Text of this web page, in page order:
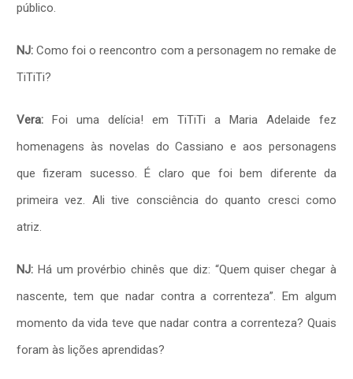
público.
NJ:Como foi o reencontro com a personagem no remake de
TiTiTi?
Vera:
Foi uma delícia! em TiTiTi a Maria Adelaide fez
homenagens às novelas do Cassiano e aos personagens
que fizeram sucesso. É claro que foi bem diferente da
primeira vez. Ali tive consciência do quanto cresci como
atriz.
NJ: Há um provérbio chinês que diz: “Quem quiser chegar à
nascente, tem que nadar contra acorrenteza”. Em algum
momento da vida teve que nadar contra a correnteza? Quais
foram às lições aprendidas?